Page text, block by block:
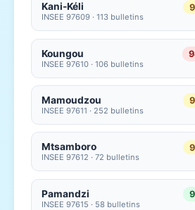
Kani-Kéli
INSEE 97609 · 113 bulletins
Koungou
INSEE 97610 · 106 bulletins
Mamoudzou
INSEE 97611 · 252 bulletins
Mtsamboro
INSEE 97612 · 72 bulletins
Pamandzi
INSEE 97615 · 58 bulletins